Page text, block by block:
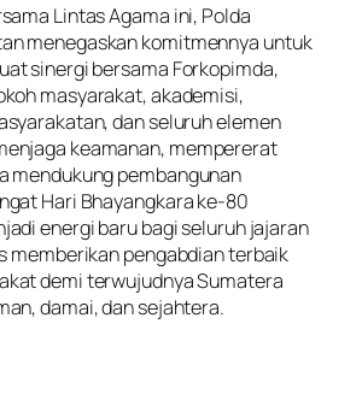
Lintas Agama ini, Polda
menegaskan komitmennya untuk
sinergi bersama Forkopimda,
masyarakat, akademisi,
dan seluruh elemen
keamanan, mempererat
mendukung pembangunan
Hari Bhayangkara ke-80
energi baru bagi seluruh jajaran
memberikan pengabdian terbaik
demi terwujudnya Sumatera
damai, dan sejahtera.